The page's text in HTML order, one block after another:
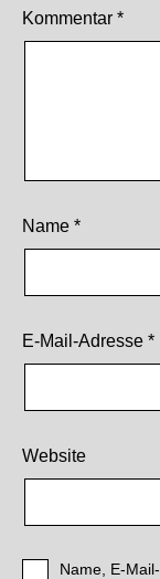
Kommentar *
Name *
E-Mail-Adresse *
Website
Name, E-